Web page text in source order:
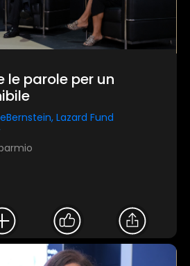
le parole per un
Lazard Fund